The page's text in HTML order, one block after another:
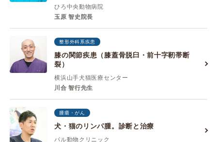
ひろ中央動物病院
玉原 智史院長
整形外科系疾患
膝の関節疾患（膝蓋骨脱臼・前十字靭帯断
裂）
横浜山手犬猫医療センター
川合 智行先生
腫瘍・がん
犬・猫のリンパ腫。診断と治療
パル動物クリニック